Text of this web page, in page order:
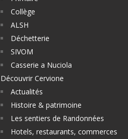
Collège
ALSH
Déchetterie
SIVOM
Casserie a Nuciola
Découvrir Cervione
Actualités
Histoire & patrimoine
Les sentiers de Randonnées
Hotels, restaurants, commerces